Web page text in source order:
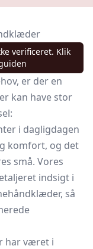
verificeret. Klik
er der en
kan have stor
i dagligdagen
komfort, og det
små. Vores
indsigt i
så
har været i